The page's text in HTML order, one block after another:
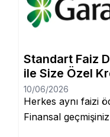
tomarla evrak
Garanti BBVA’nın
saniyeler içinde
sağlayabilirsiniz.
Standart Faiz
ile Size Özel
10/06/2026
Herkes aynı faizi
Finansal